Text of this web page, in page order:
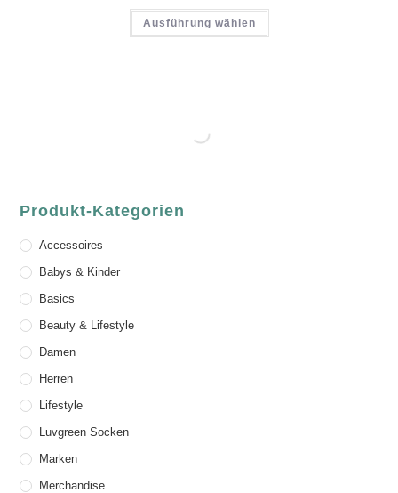
Ausführung wählen
Produkt-Kategorien
Accessoires
Babys & Kinder
Basics
Beauty & Lifestyle
Damen
Herren
Lifestyle
Luvgreen Socken
Marken
Merchandise